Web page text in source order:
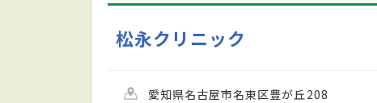
松永クリニック
愛知県名古屋市名東区豊が丘208